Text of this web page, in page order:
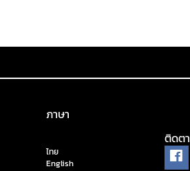
ภาษา
ไทย
English
ติดต